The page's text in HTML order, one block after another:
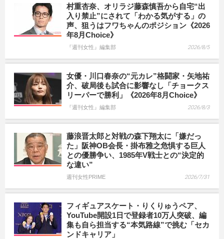
村重杏奈、オリラジ藤森慎吾から自宅“出
入り禁止”にされて「わかる気がする」の
声、狙うはフワちゃんのポジション《2026
年8月Choice》
『週刊女性』編集部 2026/8/5
女優・川口春奈の“元カレ”格闘家・矢地祐
介、破局後も試合に影響なし「チョークス
リーパーで勝利」《2026年8月Choice》
『週刊女性』編集部 2026/8/3
藤浪晋太郎と対戦の森下翔太に「嫌だっ
た」阪神OB会長・掛布雅之危惧する巨人
との優勝争い、1985年V戦士との“決定的
な違い”
週刊女性PRIME 2026/7/31
フィギュアスケート・りくりゅうペア、
YouTube開設1日で登録者10万人突破、編
集も自ら担当する“本気路線”で挑む「セカ
ンドキャリア」